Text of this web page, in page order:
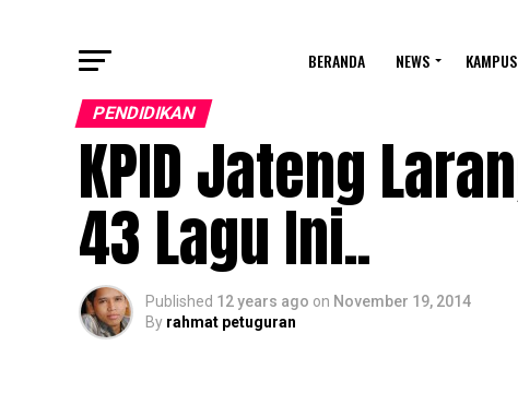
BERANDA NEWS KAMPUS
PENDIDIKAN
KPID Jateng
43 Lagu Ini..
Published 12 years ago on November 19, 2014
By rahmat petuguran